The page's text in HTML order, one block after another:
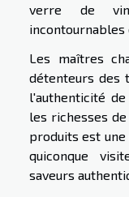
verre de
incontournables
Les maîtres
détenteurs des
l'authenticité
les richesses
produits est
quiconque
saveurs